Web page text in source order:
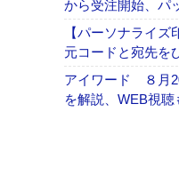
から受注開始、パ
【パーソナライ
元コードと宛先を
アイワード ８月
を解説、WEB視聴